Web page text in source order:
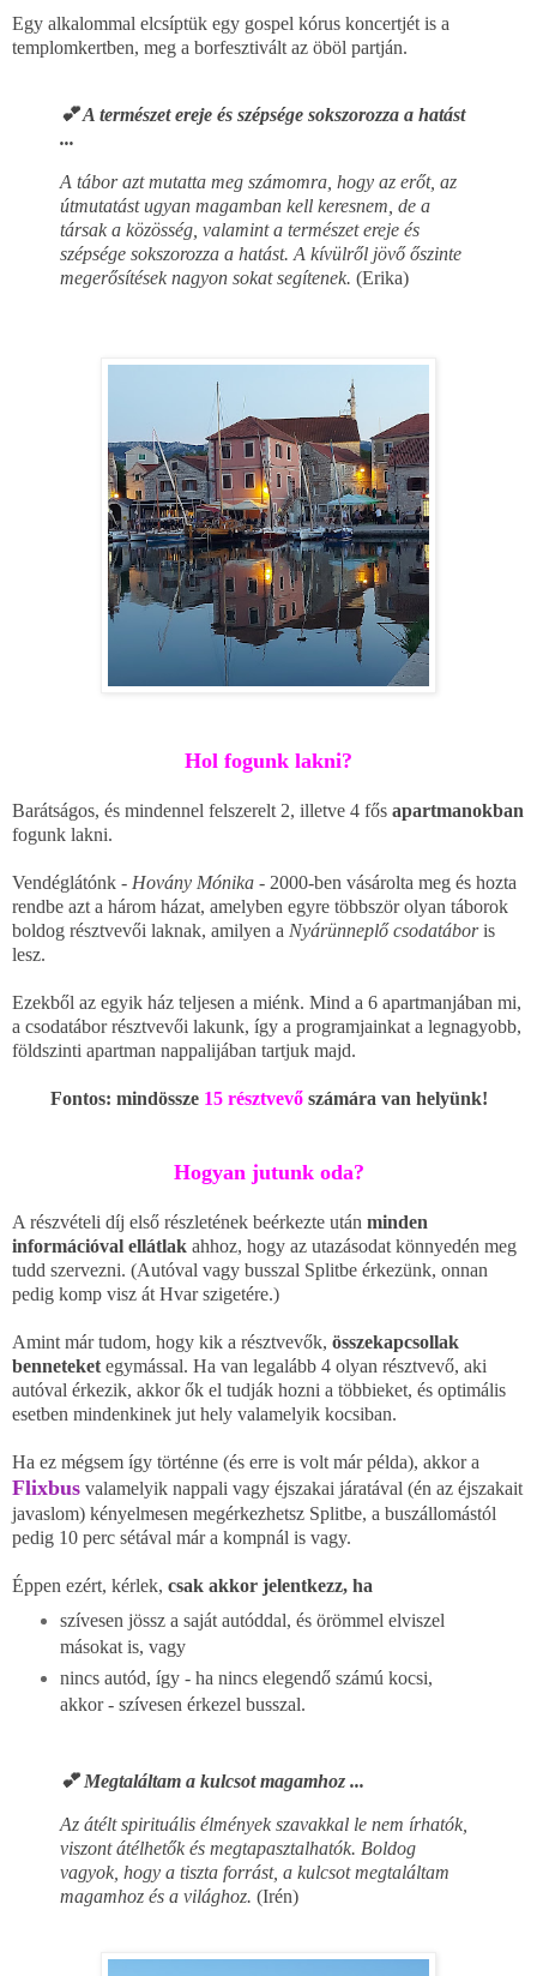
Egy alkalommal elcsíptük egy gospel kórus koncertjét is a
templomkertben, meg a borfesztivált az öböl partján.
💕 A természet ereje és szépsége sokszorozza a hatást
...
A tábor azt mutatta meg számomra, hogy az erőt, az
útmutatást ugyan magamban kell keresnem, de a
társak a közösség, valamint a természet ereje és
szépsége sokszorozza a hatást. A kívülről jövő őszinte
megerősítések nagyon sokat segítenek. (Erika)
Hol fogunk lakni?
Barátságos, és mindennel felszerelt 2, illetve 4 fős apartmanokban
fogunk lakni.
Vendéglátónk - Hovány Mónika - 2000-ben vásárolta meg és hozta
rendbe azt a három házat, amelyben egyre többször olyan táborok
boldog résztvevői laknak, amilyen a Nyárünneplő csodatáboris
lesz.
Ezekből az egyik ház teljesen a miénk. Mind a 6 apartmanjában mi,
a csodatábor résztvevői lakunk, így a programjainkat a legnagyobb,
földszinti apartman nappalijában tartjuk majd.
Fontos: mindössze 15 résztvevő számára van helyünk!
Hogyan jutunk oda?
A részvételi díj első részletének beérkezte után minden
információval ellátlak ahhoz, hogy az utazásodat könnyedén meg
tudd szervezni. (Autóval vagy busszal Splitbe érkezünk, onnan
pedig komp visz át Hvar szigetére.)
Amint már tudom, hogy kik a résztvevők, összekapcsollak
benneteket egymással. Ha van legalább 4 olyan résztvevő, aki
autóval érkezik, akkor ők el tudják hozni a többieket, és optimális
esetben mindenkinek jut hely valamelyik kocsiban.
Ha ez mégsem így történne (és erre is volt már példa), akkora
Flixbus valamelyik nappali vagy éjszakai járatával (én az éjszakait
javaslom) kényelmesen megérkezhetsz Splitbe, a buszállomástól
pedig 10 perc sétával már a kompnál is vagy.
Éppen ezért, kérlek, csak akkor jelentkezz, ha
szívesen jössz a saját autóddal, és örömmel elviszel
másokat is, vagy
nincs autód, így - ha nincs elegendő számú kocsi,
akkor - szívesen érkezel busszal.
💕 Megtaláltam a kulcsot magamhoz ...
Az átélt spirituális élmények szavakkal le nem írhatók,
viszont átélhetők és megtapasztalhatók. Boldog
vagyok, hogy a tiszta forrást, a kulcsot megtaláltam
magamhoz és a világhoz. (Irén)